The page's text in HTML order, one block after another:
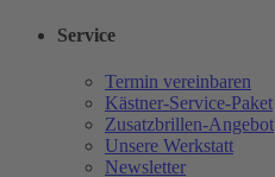
Service
Termin vereinbaren
Kästner-Service-Paket
Zusatzbrillen-Angebot
Unsere Werkstatt
Newsletter